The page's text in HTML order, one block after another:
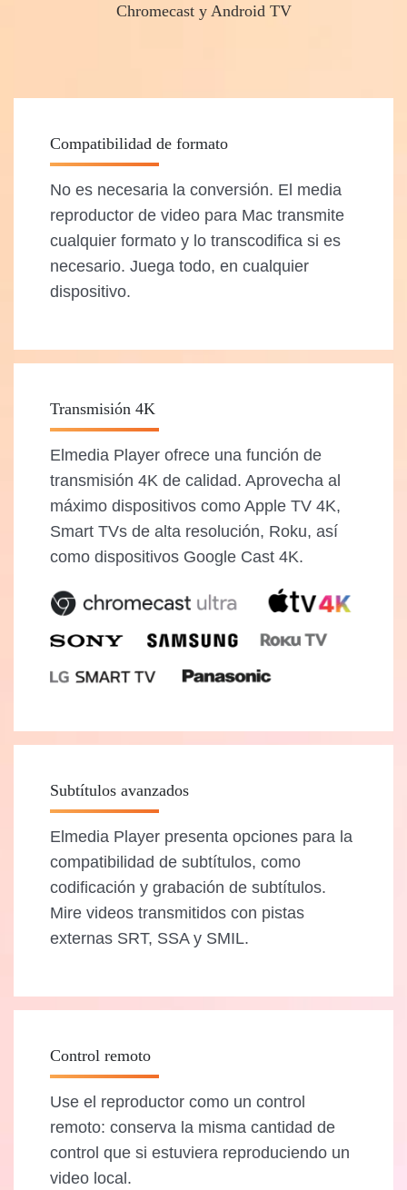
Chromecast y Android TV
Compatibilidad de formato
No es necesaria la conversión. El media
reproductor de video para Mac transmite
cualquier formato y lo transcodifica si es
necesario. Juega todo, en cualquier
dispositivo.
Transmisión 4K
Elmedia Player ofrece una función de
transmisión 4K de calidad. Aprovecha al
máximo dispositivos como Apple TV 4K,
Smart TVs de alta resolución, Roku, así
como dispositivos Google Cast 4K.
Subtítulos avanzados
Elmedia Player presenta opciones para la
compatibilidad de subtítulos, como
codificación y grabación de subtítulos.
Mire videos transmitidos con pistas
externas SRT, SSA y SMIL.
Control remoto
Use el reproductor como un control
remoto: conserva la misma cantidad de
control que si estuviera reproduciendo un
video local.